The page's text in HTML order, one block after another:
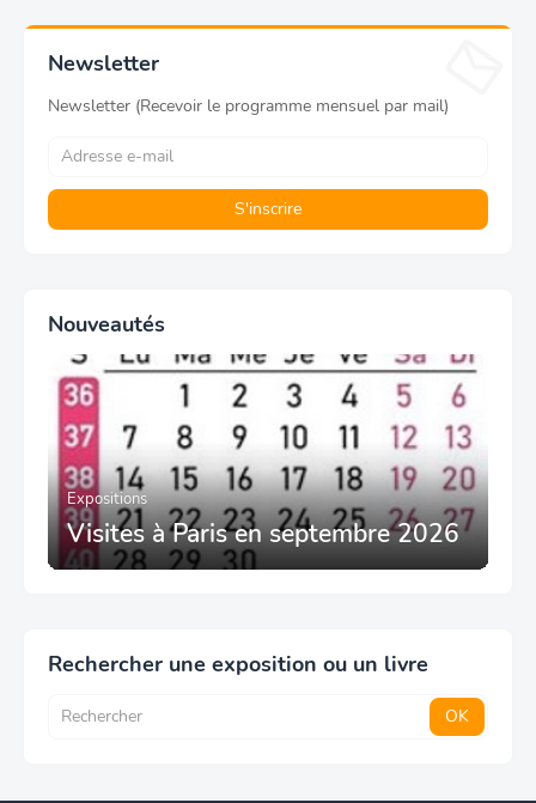
Newsletter
Newsletter (Recevoir le programme mensuel par mail)
Nouveautés
Expositions
Visites à Paris en septembre 2026
Rechercher une exposition ou un livre